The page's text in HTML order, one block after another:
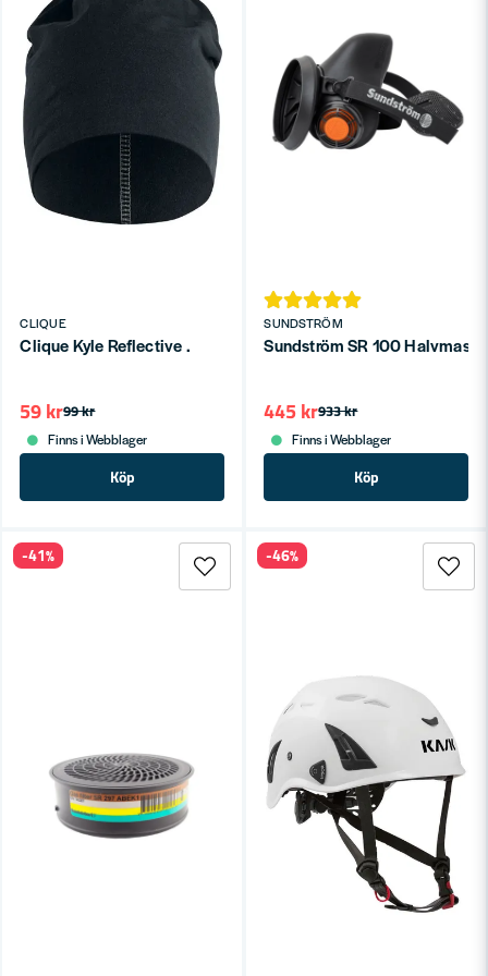
CLIQUE
Clique Kyle Reflective .
99 kr
59 kr
Finns i Webblager
Köp
SUNDSTRÖM
Sundström SR 100 Halvmask
933 kr
445 kr
Finns i Webblager
Köp
-41% -46%